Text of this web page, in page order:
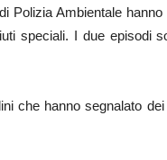
Polizia Ambientale
speciali. I due episodi
che hanno segnalato